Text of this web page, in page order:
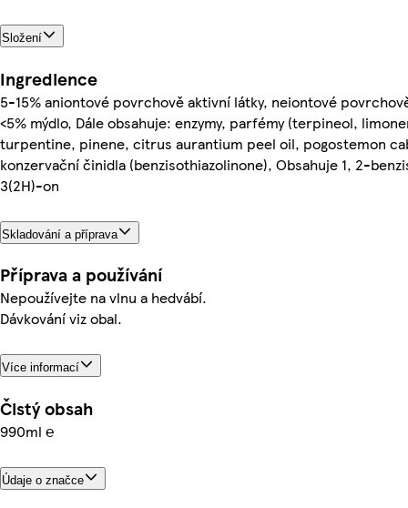
Složení
Ingredience
5-15% aniontové povrchově aktivní látky, neiontové
<5% mýdlo, Dále obsahuje: enzymy, parfémy (terpineol,
turpentine, pinene, citrus aurantium peel oil, pogostemon
konzervační činidla (benzisothiazolinone), Obsahuje 1, 2-
3(2H)-on
Skladování a příprava
Příprava a používání
Nepoužívejte na vlnu a hedvábí.
Dávkování viz obal.
Více informací
Čistý obsah
990ml ℮
Údaje o značce